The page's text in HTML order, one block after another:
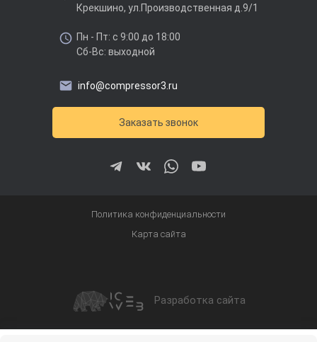
Крекшино, ул.Производственная д.9/1
Пн - Пт: с 9:00 до 18:00
Сб-Вс: выходной
info@compressor3.ru
Заказать звонок
Политика конфиденциальности
Карта сайта
Разработка сайта